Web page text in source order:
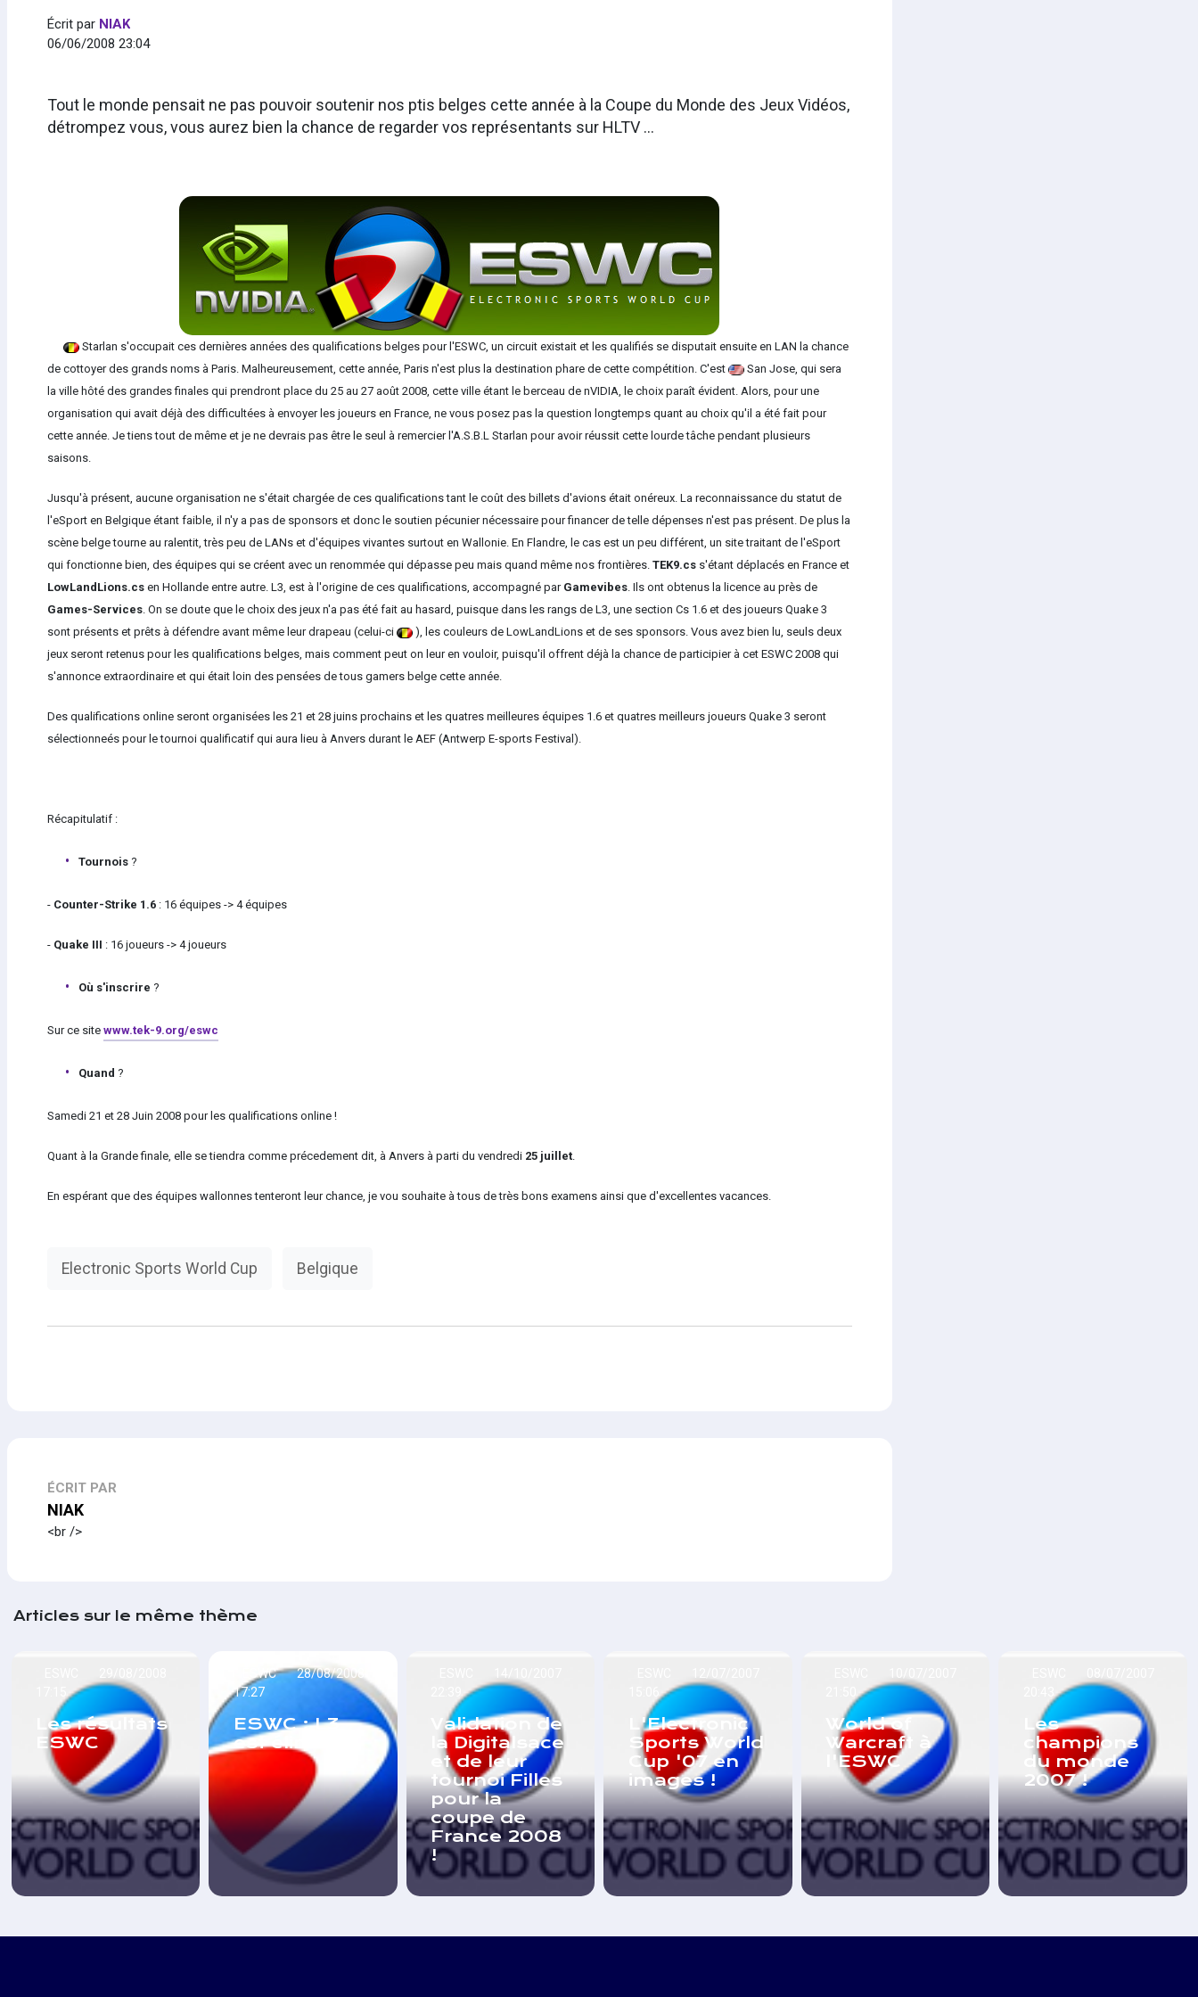
Écrit par NIAK
06/06/2008 23:04
Tout le monde pensait ne pas pouvoir soutenir nos ptis belges cette année à la Coupe du Monde des Jeux Vidéos,
détrompez vous, vous aurez bien la chance de regarder vos représentants sur HLTV ...
Starlan s'occupait ces dernières années des qualifications belges pour l'ESWC, un circuit existait et les qualifiés se disputait ensuite en LAN la chance
de cottoyer des grands noms à Paris. Malheureusement, cette année, Paris n'est plus la destination phare de cette compétition. C'est
San Jose, qui sera
la ville hôté des grandes finales qui prendront place du 25 au 27 août 2008, cette ville étant le berceau de nVIDIA, le choix paraît évident. Alors, pour une
organisation qui avait déjà des difficultées à envoyer les joueurs en France, ne vous posez pas la question longtemps quant au choix qu'il a été fait pour
cette année. Je tiens tout de même et je ne devrais pas être le seul à remercier l'A.S.B.L Starlan pour avoir réussit cette lourde tâche pendant plusieurs
saisons.
Jusqu'à présent, aucune organisation ne s'était chargée de ces qualifications tant le coût des billets d'avions était onéreux. La reconnaissance du statut de
l'eSport en Belgique étant faible, il n'y a pas de sponsors et donc le soutien pécunier nécessaire pour financer de telle dépenses n'est pas présent. De plus la
scène belge tourne au ralentit, très peu de LANs et d'équipes vivantes surtout en Wallonie. En Flandre, le cas est un peu différent, un site traitant de l'eSport
qui fonctionne bien, des équipes qui se créent avec un renommée qui dépasse peu mais quand même nos frontières. TEK9.css'étant déplacés en France et
LowLandLions.csen Hollande entre autre. L3, est à l'origine de ces qualifications, accompagné par Gamevibes. Ils ont obtenus la licence au près de
Games-Services. On se doute que le choix des jeux n'a pas été fait au hasard, puisque dans les rangs de L3, une section Cs 1.6 et des joueurs Quake 3
sont présents et prêts à défendre avant même leur drapeau (celui-ci
), les couleurs de LowLandLions et de ses sponsors. Vous avez bien lu, seuls deux
jeux seront retenus pour les qualifications belges, mais comment peut on leur en vouloir, puisqu'il offrent déjà la chance de participier à cet ESWC 2008 qui
s'annonce extraordinaire et qui était loin des pensées de tous gamers belge cette année.
Des qualifications online seront organisées les 21 et 28 juins prochains et les quatres meilleures équipes 1.6 et quatres meilleurs joueurs Quake 3 seront
sélectionneés pour le tournoi qualificatif qui aura lieu à Anvers durant le AEF (Antwerp E-sports Festival).
Récapitulatif :
Tournois?
- Counter-Strike 1.6: 16 équipes -> 4 équipes
- Quake III : 16 joueurs -> 4 joueurs
Où s'inscrire ?
Sur ce site www.tek-9.org/eswc
Quand ?
Samedi 21 et 28 Juin 2008 pour les qualifications online !
Quant à la Grande finale, elle se tiendra comme précedement dit, à Anvers à parti du vendredi 25 juillet.
En espérant que des équipes wallonnes tenteront leur chance, je vou souhaite à tous de très bons examens ainsi que d'excellentes vacances.
Electronic Sports World Cup Belgique
ÉCRIT PAR
NIAK
<br />
Articles sur le même thème
Les résultats
ESWC
ESWC
28/08/2008
17:27
ESWC : L3
est éliminé !
Validation de
la Digitalsace
et de leur
tournoi Filles
pour la
coupe de
France 2008
!
L'Electronic
Sports World
Cup '07 en
images !
World of
Warcraft à
l'ESWC
Les
champions
du monde
2007 !